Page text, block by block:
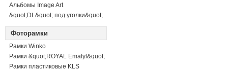
Альбомы Image Art
&quot;DL&quot; под уголки&quot;
Фоторамки
Рамки Winko
Рамки &quot;ROYAL Emafyl&quot;
Рамки пластиковые KLS